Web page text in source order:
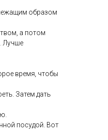
образом
а потом
Лучше
время, чтобы
Затем дать
посудой. Вот